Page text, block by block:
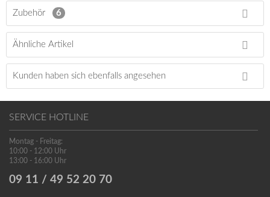
Zubehör 6
Ähnliche Artikel
Kunden haben sich ebenfalls angesehen
SERVICE HOTLINE
Montag - Freitag:
10:00 - 12:00 Uhr
13:00 - 16:00 Uhr
09 11 / 49 52 20 70